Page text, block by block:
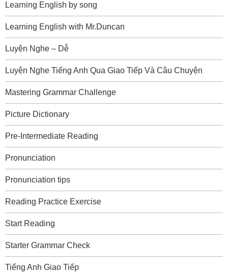
Learning English by song
Learning English with Mr.Duncan
Luyện Nghe – Dễ
Luyện Nghe Tiếng Anh Qua Giao Tiếp Và Câu Chuyện
Mastering Grammar Challenge
Picture Dictionary
Pre-Intermediate Reading
Pronunciation
Pronunciation tips
Reading Practice Exercise
Start Reading
Starter Grammar Check
Tiếng Anh Giao Tiếp